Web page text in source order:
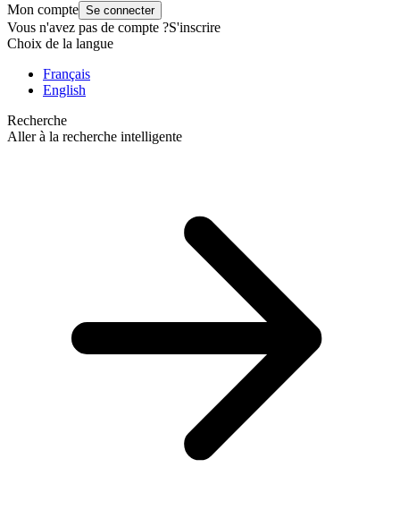
Mon compte Se connecter
Vous n'avez pas de compte ?S'inscrire
Choix de la langue
Français
English
Recherche
Aller à la recherche intelligente